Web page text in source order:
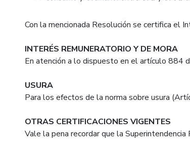
Con la mencionada Resolución se certifica el
INTERÉS REMUNERATORIO Y DE MORA
En atención a lo dispuesto en el artículo 884
USURA
Para los efectos de la norma sobre usura
OTRAS CERTIFICACIONES VIGENTES
Vale la pena recordar que la